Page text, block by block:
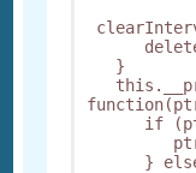
delete
}
if
}